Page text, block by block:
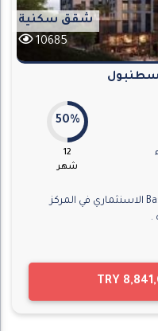
شقق سكنية
10685
50%
12
شهر
مشروع استثماري على خط Basın Ekspres الاسنثماري في المركز
.
TRY